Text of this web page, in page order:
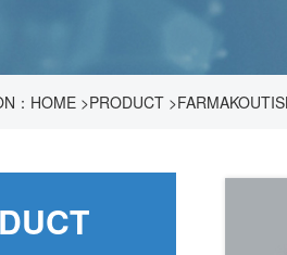
： HOME >PRODUCT >